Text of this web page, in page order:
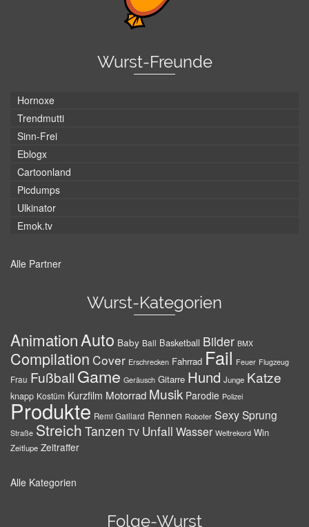
Wurst-Freunde
Hornoxe
Trendmutti
Sinn-Frei
Eblogx
Cartoonland
Picdumps
Ulkinator
Emok.tv
Alle Partner
Wurst-Kategorien
AnimationAuto Baby Ball Basketball Bilder BMX
Compilation Cover Erschrecken Fahrrad Fail Feuer Flugzeug
Frau Fußball Game Geräusch Gitarre Hund Junge Katze
knapp Kostüm Kurzfilm Motorrad Musik Parodie Polizei
Produkte Remi Gaillard Rennen Roboter SexySprung
Straße Streich Tanzen TV Unfall Wasser Weltrekord Win
Zeitlupe Zeitraffer
Alle Kategorien
Folge-Wurst